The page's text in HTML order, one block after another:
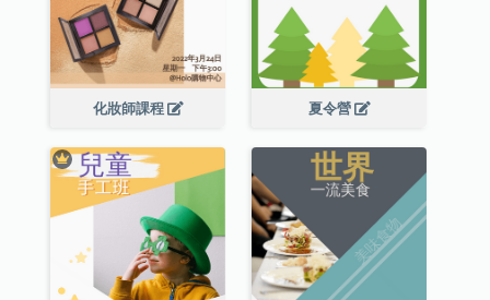
化妝師課程 夏令營